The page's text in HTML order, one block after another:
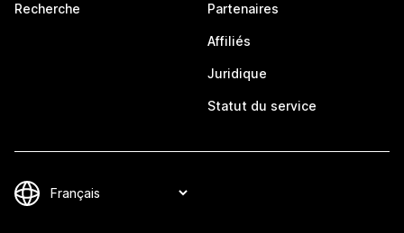
Recherche Partenaires
Affiliés
Juridique
Statut du service